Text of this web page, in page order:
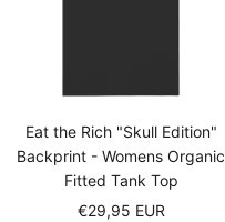
Eat the Rich "Skull Edition"
Backprint - Womens Organic
Fitted Tank Top
Sale
€29,95 EUR